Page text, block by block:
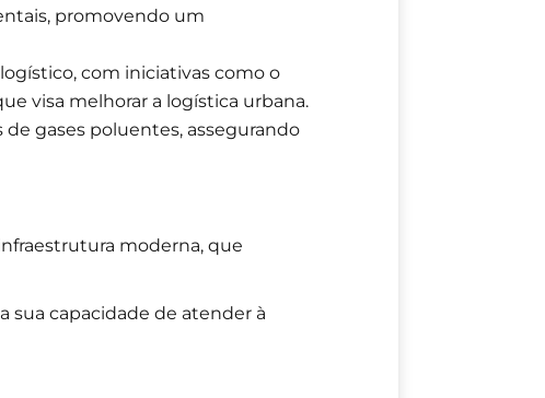
promovendo um
com iniciativas como o
visa melhorar a logística urbana.
gases poluentes, assegurando
moderna, que
sua capacidade de atender à